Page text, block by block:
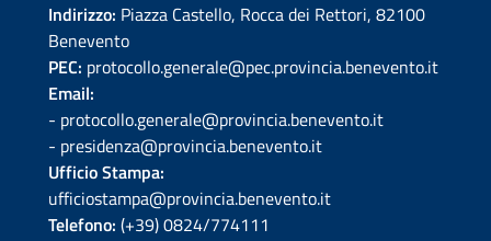
Indirizzo: Piazza Castello, Rocca dei Rettori, 82100
Benevento
PEC: protocollo.generale@pec.provincia.benevento.it
Email:
- protocollo.generale@provincia.benevento.it
- presidenza@provincia.benevento.it
Ufficio Stampa:
ufficiostampa@provincia.benevento.it
Telefono: (+39) 0824/774111